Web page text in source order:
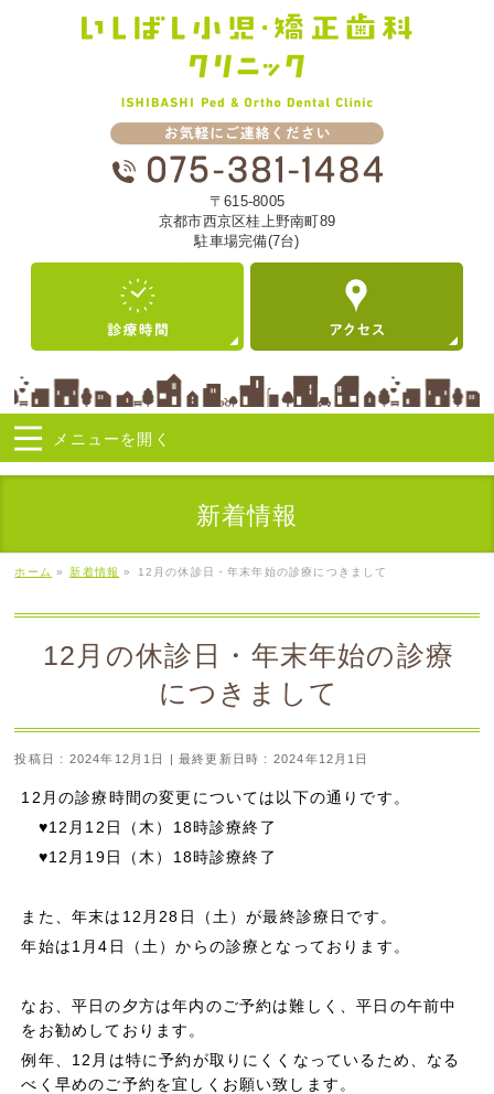
〒615-8005
京都市西京区桂上野南町89
駐車場完備(7台)
メニューを開く
新着情報
ホーム » 新着情報 » 12月の休診日・年末年始の診療につきまして
12月の休診日・年末年始の診療
につきまして
投稿日 : 2024年12月1日 最終更新日時 : 2024年12月1日
12月の診療時間の変更については以下の通りです。
♥12月12日（木）18時診療終了
♥12月19日（木）18時診療終了
また、年末は12月28日（土）が最終診療日です。
年始は1月4日（土）からの診療となっております。
なお、平日の夕方は年内のご予約は難しく、平日の午前中
をお勧めしております。
例年、12月は特に予約が取りにくくなっているため、なる
べく早めのご予約を宜しくお願い致します。